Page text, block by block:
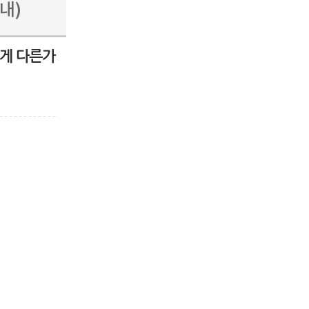
)
) 다른가